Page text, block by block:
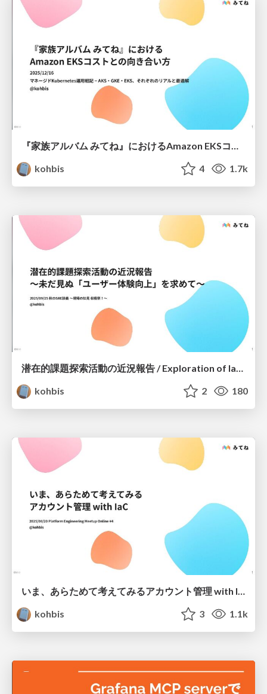
『家族アルバム みてね』におけるAmazon EKSコストとの向き合い方 / Optimizing Amazon EKS Costs: The FamilyAlbum Case
kohbis
4 1.7k
潜在的課題探索活動の近況報告 / Exploration of latent challenges
kohbis
2 180
いま、あらためて考えてみるアカウント管理 with IaC / Account management with IaC
kohbis
3 1.1k